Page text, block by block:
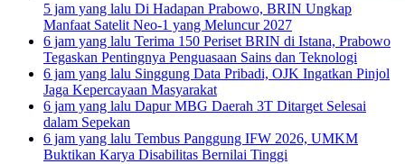
5 jam yang lalu Di Hadapan Prabowo, BRIN Ungkap
Manfaat Satelit Neo-1 yang Meluncur 2027
6 jam yang lalu Terima 150 Periset BRIN di Istana, Prabowo
Tegaskan Pentingnya Penguasaan Sains dan Teknologi
6 jam yang lalu Singgung Data Pribadi, OJK Ingatkan Pinjol
Jaga Kepercayaan Masyarakat
6 jam yang lalu Dapur MBG Daerah 3T Ditarget Selesai
dalam Sepekan
6 jam yang lalu Tembus Panggung IFW 2026, UMKM
Buktikan Karya Disabilitas Bernilai Tinggi